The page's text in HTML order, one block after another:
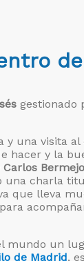
de
gestionado
y una visita al
hacer y la
Carlos Bermejo
una charla
que lleva
mundo un
de Madrid,